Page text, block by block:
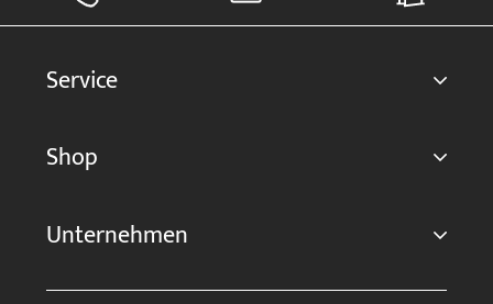
Service
Shop
Unternehmen